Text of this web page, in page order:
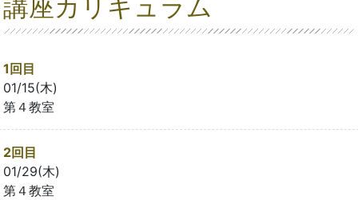
講座カリキュラム
1回目
01/15(木)
第４教室
2回目
01/29(木)
第４教室